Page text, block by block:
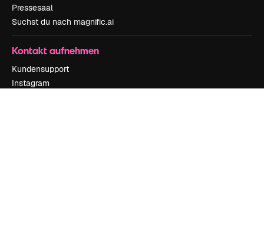
Pressesaal
Suchst du nach magnific.ai
Kontakt aufnehmen
Kundensupport
Instagram